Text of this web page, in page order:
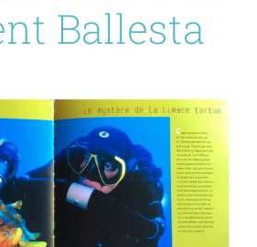
Ballesta